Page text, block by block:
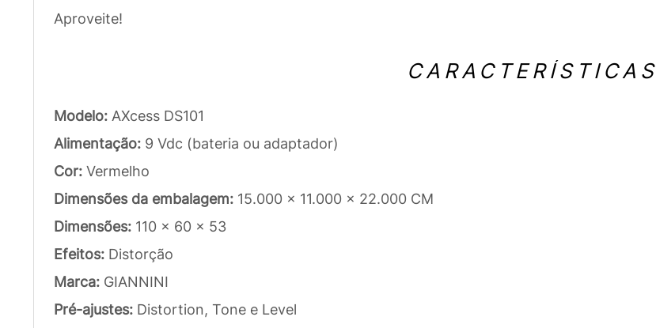
Aproveite!
CARACTERÍSTICAS
Modelo: AXcess DS101
Alimentação: 9 Vdc (bateria ou adaptador)
Cor: Vermelho
Dimensões da embalagem: 15.000 x 11.000 x 22.000 CM
Dimensões: 110 x 60 x 53
Efeitos: Distorção
Marca: GIANNINI
Pré-ajustes: Distortion, Tone e Level